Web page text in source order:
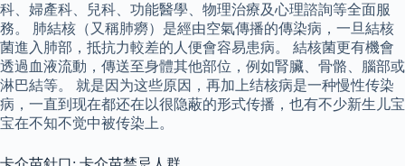
科、婦產科、兒科、功能醫學、物理治療及心理諮詢等全面服
務。 肺結核（又稱肺癆）是經由空氣傳播的傳染病，一旦結核
菌進入肺部，抵抗力較差的人便會容易患病。 結核菌更有機會
透過血液流動，傳送至身體其他部位，例如腎臟、骨骼、腦部或
淋巴結等。 就是因为这些原因，再加上结核病是一种慢性传染
病，一直到现在都还在以很隐蔽的形式传播，也有不少新生儿宝
宝在不知不觉中被传染上。